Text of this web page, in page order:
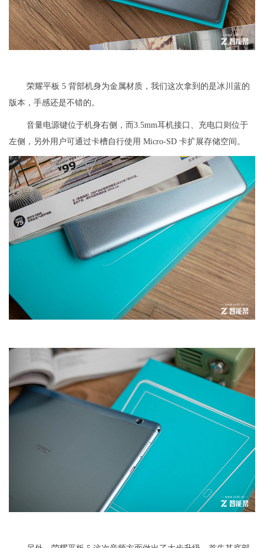
荣耀平板 5 背部机身为金属材质，我们这次拿到的是冰川蓝的
版本，手感还是不错的。
音量电源键位于机身右侧，而3.5mm耳机接口、充电口则位于
左侧，另外用户可通过卡槽自行使用 Micro-SD 卡扩展存储空间。